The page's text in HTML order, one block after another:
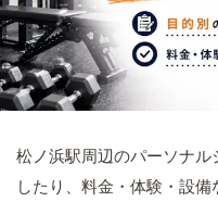
松ノ浜駅周辺のパーソナ
したり、料金・体験・設